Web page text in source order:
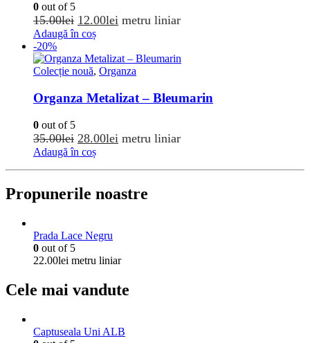
0 out of 5
15.00lei Prețul
inițial
fost:
15.00lei.
12.00lei Prețul
12.00lei.
metru liniar
Adaugă în coș
-20%
Colecție nouă, Organza
Organza Metalizat – Bleumarin
0 out of 5
35.00lei Prețul
inițial
a
35.00lei.
28.00lei Prețul
este:
metru liniar
Adaugă în coș
Propunerile noastre
Prada Lace Negru
0 out of 5
22.00lei metru liniar
Cele mai vandute
Captuseala Uni ALB